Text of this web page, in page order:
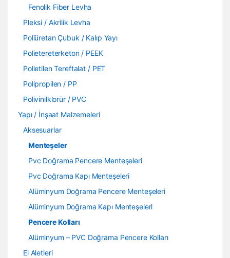
Fenolik Fiber Levha
Pleksi / Akrilik Levha
Poliüretan Çubuk / Kalıp Yayı
Polietereterketon / PEEK
Polietilen Tereftalat / PET
Polipropilen / PP
Polivinilklorür / PVC
Yapı / İnşaat Malzemeleri
Aksesuarlar
Menteşeler
Pvc Doğrama Pencere Menteşeleri
Pvc Doğrama Kapı Menteşeleri
Alüminyum Doğrama Pencere Menteşeleri
Alüminyum Doğrama Kapı Menteşeleri
Pencere Kolları
Alüminyum – PVC Doğrama Pencere Kolları
El Aletleri